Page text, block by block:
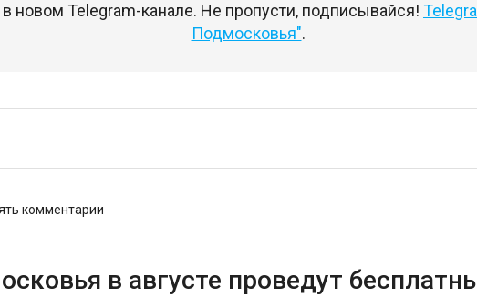
новом Telegram-канале. Не пропусти, подписывайся!
Подмосковья".
комментарии
в августе проведут